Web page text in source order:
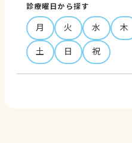
診療曜日から探す
月 火 水 木
土
日 祝